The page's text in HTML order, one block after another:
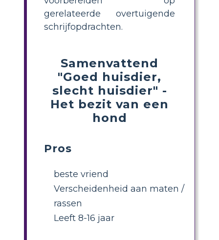
gerelateerde overtuigende
schrijfopdrachten.
Samenvattend
"Goed huisdier,
slecht huisdier" -
Het bezit van een
hond
Pros
beste vriend
Verscheidenheid aan maten /
rassen
Leeft 8-16 jaar